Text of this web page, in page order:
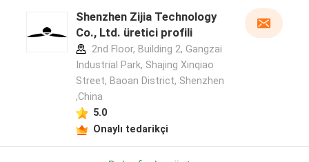
Shenzhen Zijia Technology
Co., Ltd. üretici profili
2nd Floor, Building 2, Gangzai
Industrial Park, Shajing Xinqiao
Street, Baoan District, Shenzhen
,China
5.0
Onaylı tedarikçi